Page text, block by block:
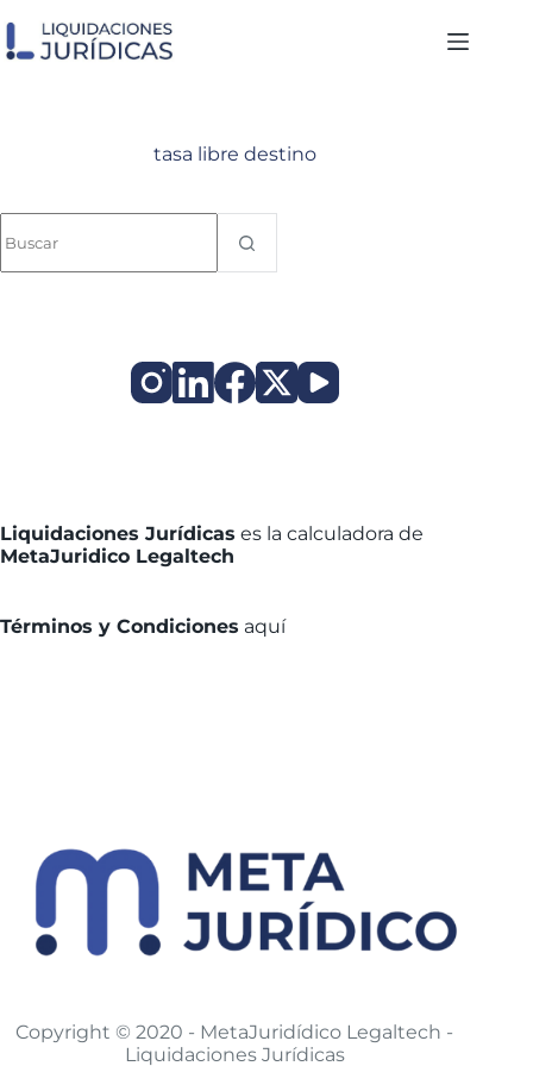
al
contenido
tasa libre destino
resultados
Liquidaciones Jurídicas es la calculadora de
MetaJuridico Legaltech
Términos y Condiciones aquí
Copyright © 2020 - MetaJuridídico Legaltech -
Liquidaciones Jurídicas